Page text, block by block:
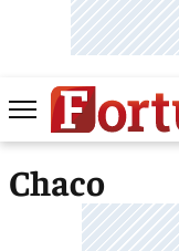
Chaco